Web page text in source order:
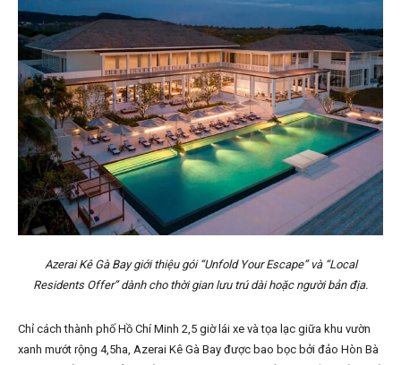
Azerai Kê Gà Bay giới thiệu gói “Unfold Your Escape” và “Local
Residents Offer” dành cho thời gian lưu trú dài hoặc người bản địa.
Chỉ cách thành phố Hồ Chí Minh 2,5 giờ lái xe và tọa lạc giữa khu vườn
xanh mướt rộng 4,5ha, Azerai Kê Gà Bay được bao bọc bởi đảo Hòn Bà